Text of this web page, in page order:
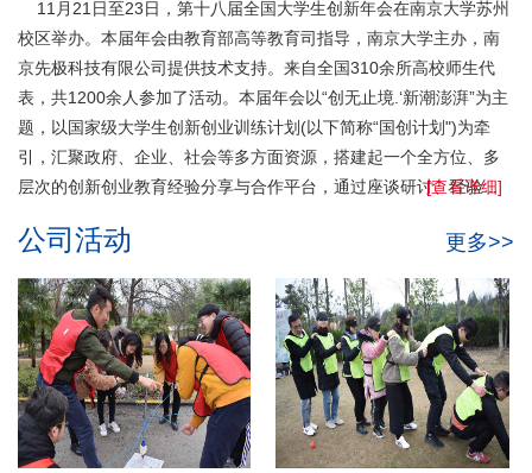
2018年1月公司与同济大学达成合作，使用先极大学生创新训练
智能管理系统。
2017年12月
2017年12月公司与江苏省教育厅达成合作，承接研发江苏学位
与研究生信息平台。
2017年11月
2017年11月公司为第十届全国大学生创新创业年会提供技术支
2017年07月
提供技术支持。
2017年03月
2017年3月公司和东南大学共同协办的由教育部高教司主办，江
苏省教育厅承办的省级大学生创新创业训练计划管理现场交流
会及国家级大学生创新创业训练计划专家组2017年第一次工作
会议在南京召开。
2017年02月
11月21日至23日，第十八届全国大学生创新年会在南京大学苏州
校区举办。本届年会由教育部高等教育司指导，南京大学主办，南
京先极科技有限公司提供技术支持。来自全国310余所高校师生代
表，共1200余人参加了活动。本届年会以“创无止境.‘新潮澎湃”为主
题，以国家级大学生创新创业训练计划(以下简称“国创计划")为牵
引，汇聚政府、企业、社会等多方面资源，搭建起一个全方位、多
层次的创新创业教育经验分享与合作平台，通过座谈研讨、经验...
[查看详细]
公司活动 更多>>